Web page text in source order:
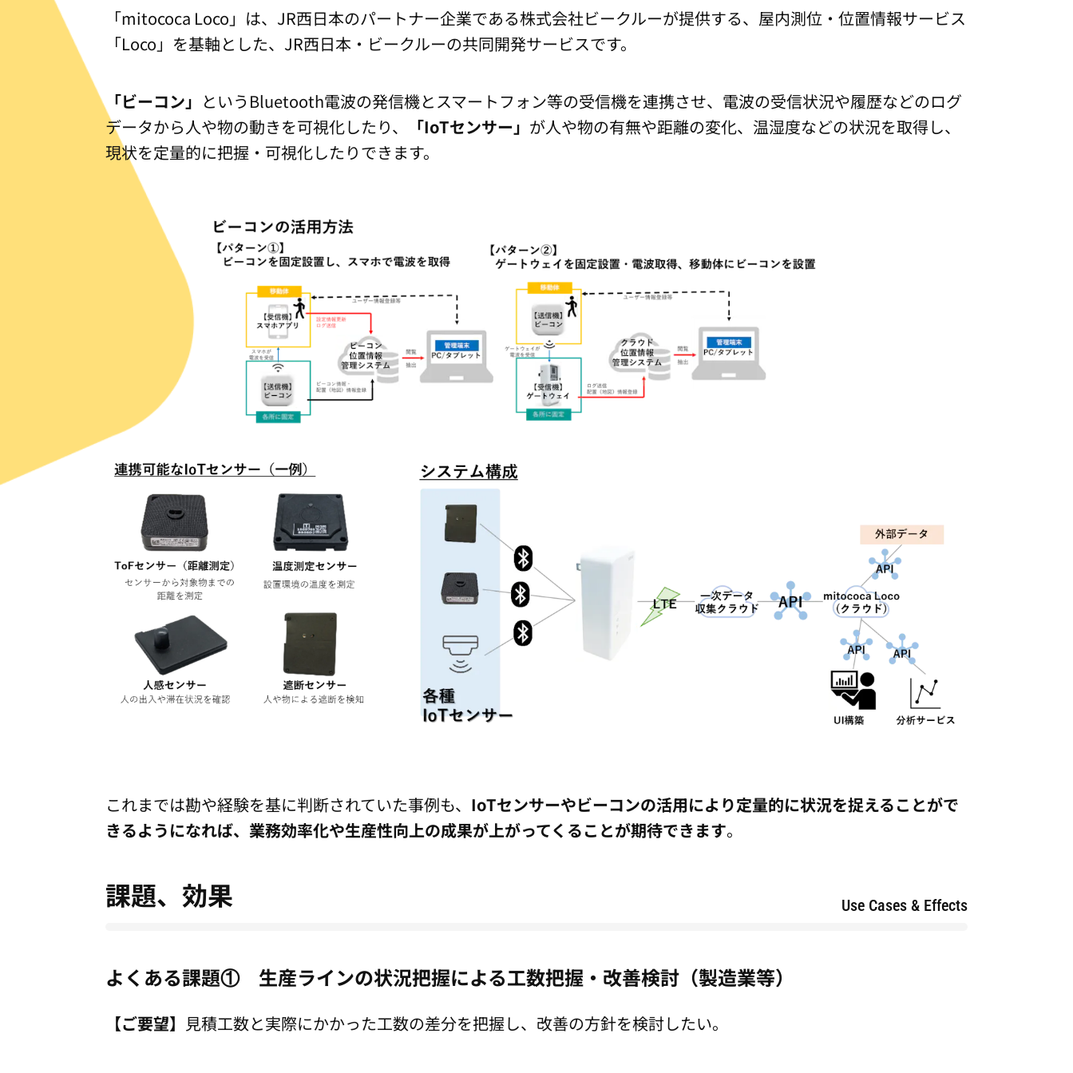
「mitococa Loco」は、JR西日本のパートナー企業である株式会社ビークルーが提供する、屋内測位・位置情報サービス
「Loco」を基軸とした、JR西日本・ビークルーの共同開発サービスです。
「ビーコン」 というBluetooth電波の発信機とスマートフォン等の受信機を連携させ、電波の受信状況や履歴などのログ
データから人や物の動きを可視化したり、
「IoTセンサー」 が人や物の有無や距離の変化、温湿度などの状況を取得し、
現状を定量的に把握・可視化したりできます。
これまでは勘や経験を基に判断されていた事例も、 IoTセンサーやビーコンの活用により定量的に状況を捉えることがで
きるようになれば、業務効率化や生産性向上の成果が上がってくることが期待できます。
課題、効果 Use Cases & Effects
よくある課題① 生産ラインの状況把握による工数把握・改善検討（製造業等）
【ご要望】 見積工数と実際にかかった工数の差分を把握し、改善の方針を検討したい。